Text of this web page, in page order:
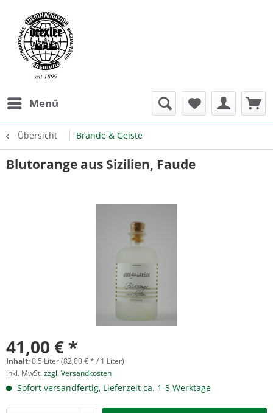
Menü
Übersicht Brände & Geiste
Blutorange aus Sizilien, Faude
41,00 € *
Inhalt:0.5 Liter (82,00 € * / 1 Liter)
inkl. MwSt.zzgl. Versandkosten
Sofort versandfertig, Lieferzeit ca. 1-3 Werktage